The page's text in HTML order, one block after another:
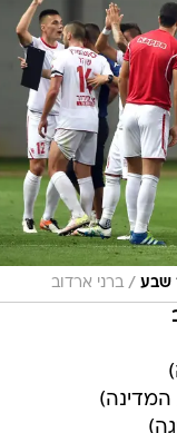
/ ברני ארדוב